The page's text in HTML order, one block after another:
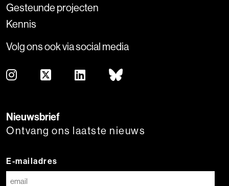
Gesteunde projecten
Kennis
Volg ons ook via social media
Nieuwsbrief
Ontvang ons laatste nieuws
E-mailadres